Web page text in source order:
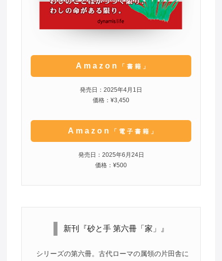
Amazon 「書籍」
発売日：2025年4月1日
価格：¥3,450
Amazon 「電子書籍」
発売日：2025年6月24日
価格：¥500
新刊『砂と手 第六冊「家」』
シリーズの第六冊。古代ローマの属領の片田舎に